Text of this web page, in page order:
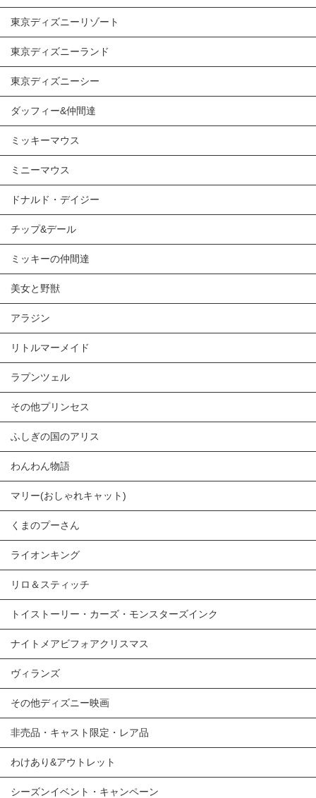
東京ディズニーリゾート
東京ディズニーランド
東京ディズニーシー
ダッフィー&仲間達
ミッキーマウス
ミニーマウス
ドナルド・デイジー
チップ&デール
ミッキーの仲間達
美女と野獣
アラジン
リトルマーメイド
ラプンツェル
その他プリンセス
ふしぎの国のアリス
わんわん物語
マリー(おしゃれキャット)
くまのプーさん
ライオンキング
リロ＆スティッチ
トイストーリー・カーズ・モンスターズインク
ナイトメアビフォアクリスマス
ヴィランズ
その他ディズニー映画
非売品・キャスト限定・レア品
わけあり&アウトレット
シーズンイベント・キャンペーン